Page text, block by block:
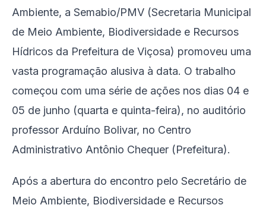
Ambiente, a Semabio/PMV (Secretaria Municipal
de Meio Ambiente, Biodiversidade e Recursos
Hídricos da Prefeitura de Viçosa) promoveu uma
vasta programação alusiva à data. O trabalho
começou com uma série de ações nos dias 04 e
05 de junho (quarta e quinta-feira), no auditório
professor Arduíno Bolivar, no Centro
Administrativo Antônio Chequer (Prefeitura).
Após a abertura do encontro pelo Secretário de
Meio Ambiente, Biodiversidade e Recursos